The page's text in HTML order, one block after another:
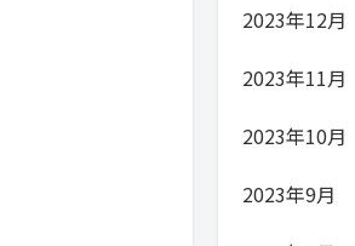
2023年12月
2023年11月
2023年10月
2023年9月